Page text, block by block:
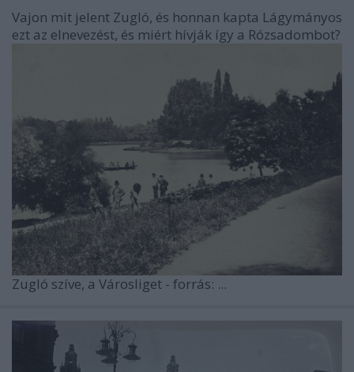
Vajon mit jelent Zugló, és honnan kapta Lágymányos
ezt az elnevezést, és miért hívják így a Rózsadombot?
Zugló szíve, a Városliget - forrás: ...